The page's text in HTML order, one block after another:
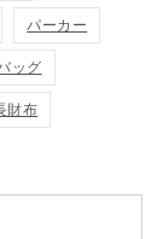
パーカー
ッグ
財布